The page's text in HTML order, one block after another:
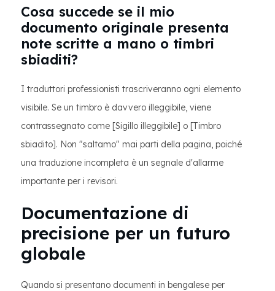
Cosa succede se il mio
documento originale presenta
note scritte a mano o timbri
sbiaditi?
I traduttori professionisti trascriveranno ogni elemento
visibile. Se un timbro è davvero illeggibile, viene
contrassegnato come [Sigillo illeggibile] o [Timbro
sbiadito]. Non "saltamo" mai parti della pagina, poiché
una traduzione incompleta è un segnale d'allarme
importante per i revisori.
Documentazione di
precisione per un futuro
globale
Quando si presentano documenti in bengalese per